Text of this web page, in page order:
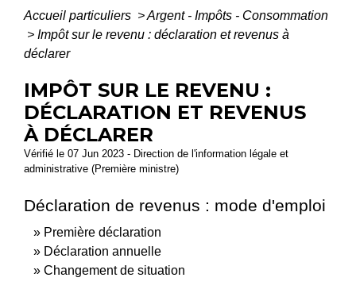
Accueil particuliers >Argent - Impôts - Consommation
> Impôt sur le revenu : déclaration et revenus à
déclarer
IMPÔT SUR LE REVENU :
DÉCLARATION ET REVENUS
À DÉCLARER
Vérifié le 07 Jun 2023 - Direction de l'information légale et
administrative (Première ministre)
Déclaration de revenus : mode d'emploi
Première déclaration
Déclaration annuelle
Changement de situation